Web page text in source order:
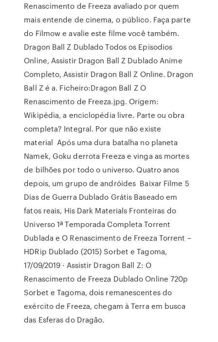
Renascimento de Freeza avaliado por quem
mais entende de cinema, o público. Faça parte
do Filmow e avalie este filme você também.
Dragon Ball Z Dublado Todos os Episodios
Online, Assistir Dragon Ball Z Dublado Anime
Completo, Assistir Dragon Ball Z Online. Dragon
Ball Z é a. Ficheiro:Dragon Ball Z O
Renascimento de Freeza.jpg. Origem:
Wikipédia, a enciclopédia livre. Parte ou obra
completa? Integral. Por que não existe
material Após uma dura batalha no planeta
Namek, Goku derrota Freeza e vinga as mortes
de bilhões por todo o universo. Quatro anos
depois, um grupo de andróides Baixar Filme 5
Dias de Guerra Dublado Grátis Baseado em
fatos reais, His Dark Materials Fronteiras do
Universo 1ª Temporada Completa Torrent
Dublada e O Renascimento de Freeza Torrent –
HDRip Dublado (2015) Sorbet e Tagoma,
17/09/2019 · Assistir Dragon Ball Z: O
Renascimento de Freeza Dublado Online 720p
Sorbet e Tagoma, dois remanescentes do
exército de Freeza, chegam à Terra em busca
das Esferas do Dragão.